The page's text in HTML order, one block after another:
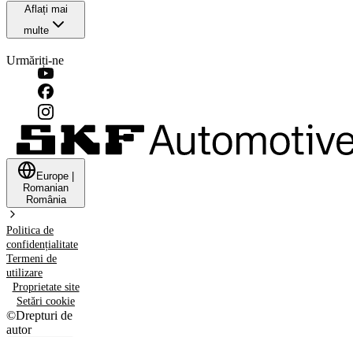
Aflați mai
multe
Urmăriți-ne
Europe
Romanian
România
Politica de
confidențialitate
Termeni de
utilizare
Proprietate site
Setări cookie
©Drepturi de
autor